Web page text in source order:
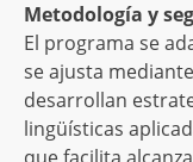
Metodología y
El programa se
se ajusta
desarrollan
lingüísticas